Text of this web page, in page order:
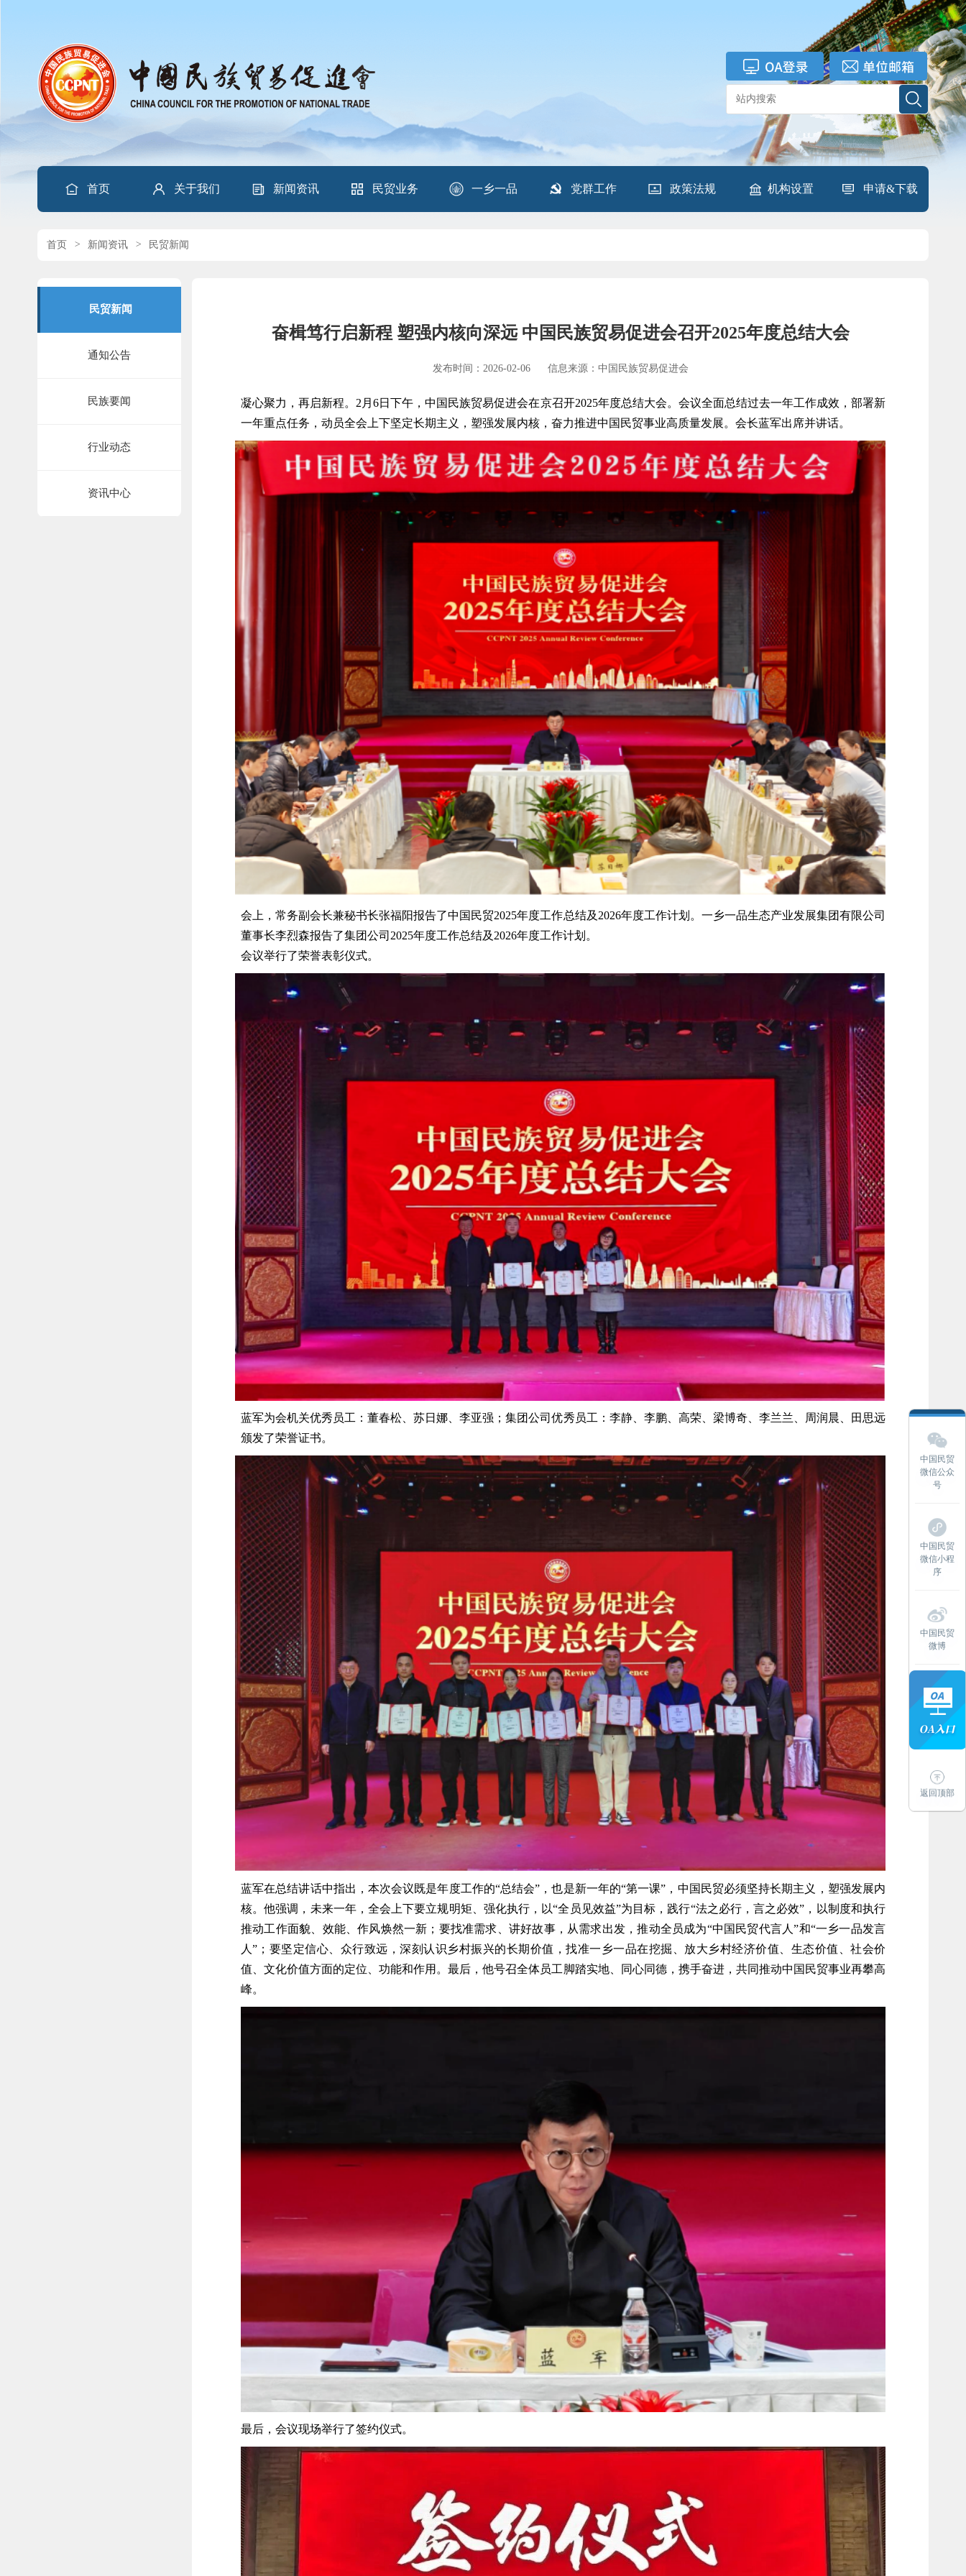
首页 关于我们 新闻资讯 民贸业务 一乡一品 党群工作 政策法规 机构设置 申请&下载
首页 > 新闻资讯 > 民贸新闻
民贸新闻
通知公告
民族要闻
行业动态
资讯中心
奋楫笃行启新程 塑强内核向深远 中国民族贸易促进会召开2025年度总结大会
发布时间：2026-02-06 信息来源：中国民族贸易促进会
凝心聚力，再启新程。2月6日下午，中国民族贸易促进会在京召开2025年度总结大会。会议全面总结过去一年工作成效，部署新
一年重点任务，动员全会上下坚定长期主义，塑强发展内核，奋力推进中国民贸事业高质量发展。会长蓝军出席并讲话。
会上，常务副会长兼秘书长张福阳报告了中国民贸2025年度工作总结及2026年度工作计划。一乡一品生态产业发展集团有限公司
董事长李烈森报告了集团公司2025年度工作总结及2026年度工作计划。
会议举行了荣誉表彰仪式。
蓝军为会机关优秀员工 ：董春松、苏日娜、李亚强；集团公司优秀员工：李静、李鹏、高荣、梁博奇、李兰兰、周润晨、田思远
颁发了荣誉证书。
蓝军在总结讲话中指出，本次会议既是年度工作的“总结会”，也是新一年的“第一课”，中国民贸必须坚持长期主义，塑强发展内
核。他强调，未来一年，全会上下要立规明矩、强化执行，以“全员见效益”为目标，践行“法之必行，言之必效”，以制度和执行
推动工作面貌、效能、作风焕然一新；要找准需求、讲好故事，从需求出发，推动全员成为“中国民贸代言人”和“一乡一品发言
人”；要坚定信心、众行致远，深刻认识乡村振兴的长期价值，找准一乡一品在挖掘、放大乡村经济价值、生态价值、社会价
值、文化价值方面的定位、功能和作用。最后，他号召全体员工脚踏实地、同心同德，携手奋进，共同推动中国民贸事业再攀高
峰。
最后，会议现场举行了签约仪式。
中国民贸
微信公众
号
中国民贸
微信小程
序
中国民贸
微博
返回顶部